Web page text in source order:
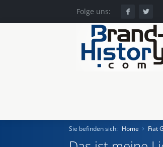
Folge uns:
Sie befinden sich: Home Fiat